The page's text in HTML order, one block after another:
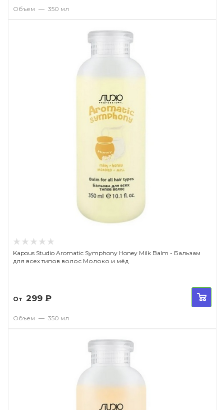
Объем — 350 мл
Kapous Studio Aromatic Symphony Honey Milk Balm - Бальзам
для всех типов волос Молоко и мёд
От 299 ₽
Объем — 350 мл